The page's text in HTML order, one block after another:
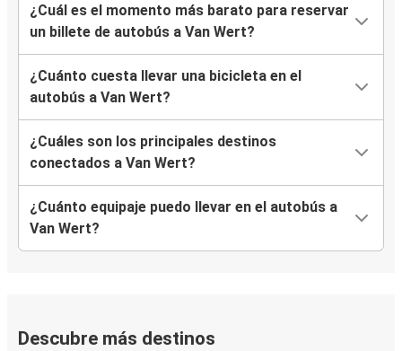
¿Cuál es el momento más barato para reservar
un billete de autobús a Van Wert?
¿Cuánto cuesta llevar una bicicleta en el
autobús a Van Wert?
¿Cuáles son los principales destinos
conectados a Van Wert?
¿Cuánto equipaje puedo llevar en el autobús a
Van Wert?
Descubre más destinos